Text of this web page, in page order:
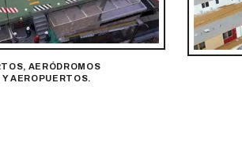
AERÓDROMOS
AEROPUERTOS.